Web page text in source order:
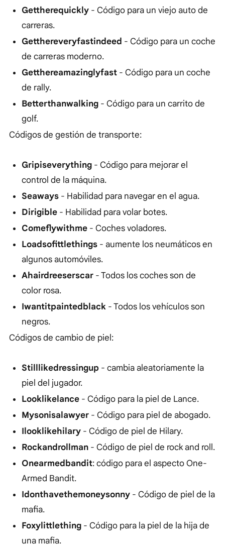
Gettherequickly - Código para un viejo auto de
carreras.
Getthereveryfastindeed - Código para un coche
de carreras moderno.
Getthereamazinglyfast - Código para un coche
de rally.
Betterthanwalking - Código para un carrito de
golf.
Códigos de gestión de transporte:
Gripiseverything - Código para mejorar el
control de la máquina.
Seaways - Habilidad para navegar en el agua.
Dirigible - Habilidad para volar botes.
Comeflywithme - Coches voladores.
Loadsofittlethings - aumente los neumáticos en
algunos automóviles.
Ahairdreeserscar - Todos los coches son de
color rosa.
Iwantitpaintedblack - Todos los vehículos son
negros.
Códigos de cambio de piel:
Stilllikedressingup - cambia aleatoriamente la
piel del jugador.
Looklikelance - Código para la piel de Lance.
Mysonisalawyer - Código para piel de abogado.
Ilooklikehilary - Código de piel de Hilary.
Rockandrollman - Código de piel de rock and roll.
Onearmedbandit: código para el aspecto One-
Armed Bandit.
Idonthavethemoneysonny - Código de piel de la
mafia.
Foxylittlething - Código para la piel de la hija de
una mafia.